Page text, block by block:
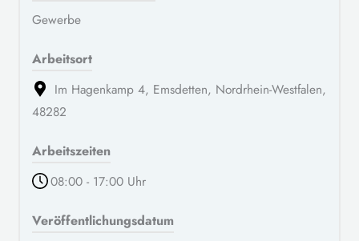
Gewerbe
Arbeitsort
Im Hagenkamp 4, Emsdetten, Nordrhein-Westfalen,
48282
Arbeitszeiten
08:00 - 17:00 Uhr
Veröffentlichungsdatum